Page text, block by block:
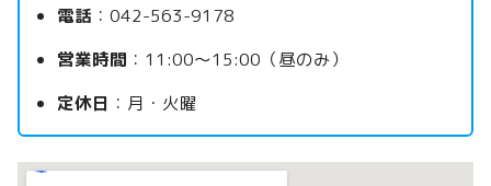
電話 ：042-563-9178
営業時間 ：11:00〜15:00（昼のみ）
定休日 ：月・火曜